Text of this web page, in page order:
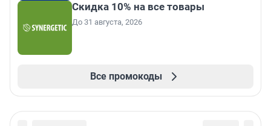
Скидка 10% на все товары
До 31 августа, 2026
Все промокоды